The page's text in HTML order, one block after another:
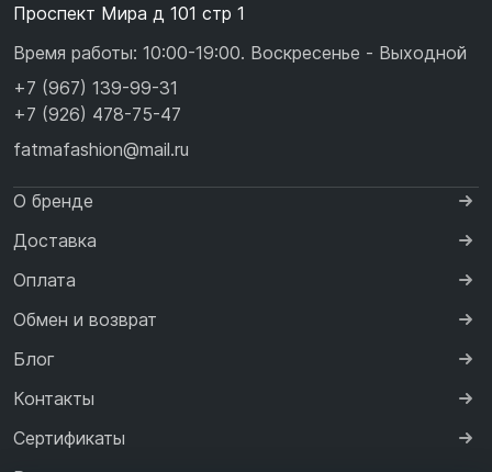
Проспект Мира д 101 стр 1
Время работы: 10:00-19:00. Воскресенье - Выходной
+7 (967) 139-99-31
+7 (926) 478-75-47
fatmafashion@mail.ru
О бренде
Доставка
Оплата
Обмен и возврат
Блог
Контакты
Сертификаты